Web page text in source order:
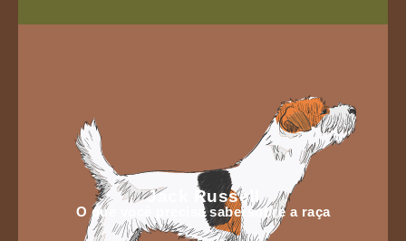
Jack Russell
O que você precisa sabersobre a raça